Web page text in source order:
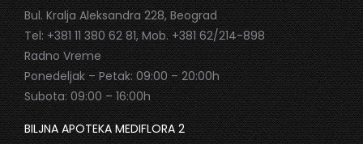
Bul. Kralja Aleksandra 228, Beograd
Tel: +381 11 380 62 81, Mob. +381 62/214-898
Radno Vreme
Ponedeljak – Petak: 09:00 – 20:00h
Subota: 09:00 – 16:00h
BILJNA APOTEKA MEDIFLORA 2